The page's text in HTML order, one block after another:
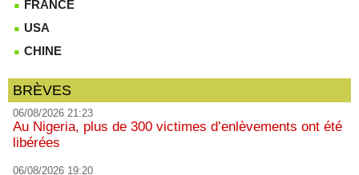
FRANCE
USA
CHINE
BRÈVES
06/08/2026 21:23
Au Nigeria, plus de 300 victimes d’enlèvements ont été
libérées
06/08/2026 19:20